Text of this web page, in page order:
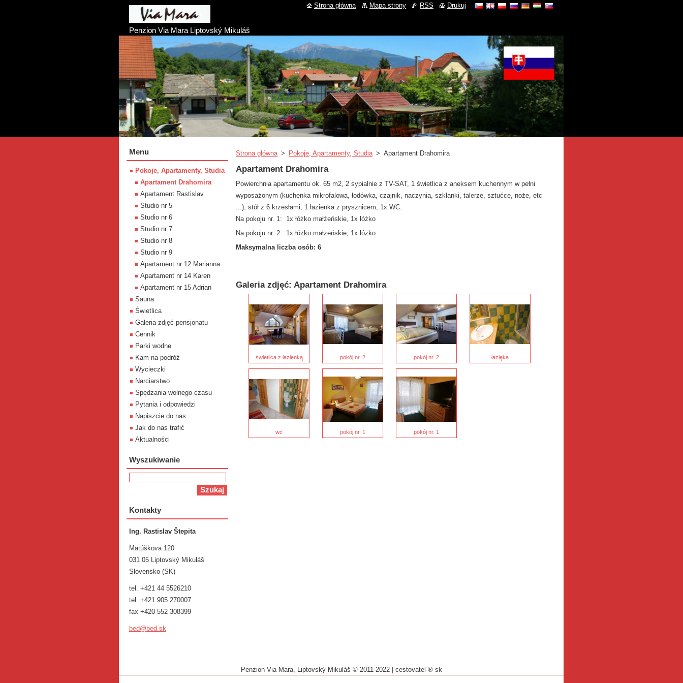
Penzion Via Mara Liptovský Mikuláš
Strona główna > Pokoje, Apartamenty, Studia > Apartament Drahomira
Apartament Drahomira
Powierchnia apartamentu ok. 65 m2, 2 sypialnie z TV-SAT, 1 świetlica z aneksem kuchennym w pełni
wyposażonym (kuchenka mikrofalowa, łodówka, czajnik, naczynia, szklanki, talerze, sztućce, noże, etc
...), stół z 6 krzesłami, 1 łazienka z prysznicem, 1x WC.
Na pokoju nr. 1: 1x łóżko małżeńskie, 1x łóżko
Na pokoju nr. 2: 1x łóżko małżeńskie, 1x łóżko
Maksymalna liczba osób: 6
Galeria zdjęć: Apartament Drahomira
świetlica z łazienką pokój nr. 2 pokój nr. 2 łazięka
wc pokój nr. 1 pokój nr. 1
Menu
Pokoje, Apartamenty, Studia
Apartament Drahomira
Apartament Rastislav
Studio nr 5
Studio nr 6
Studio nr 7
Studio nr 8
Studio nr 9
Apartament nr 12 Marianna
Apartament nr 14 Karen
Apartament nr 15 Adrian
Sauna
Świetlica
Galeria zdjęć pensjonatu
Cennik
Parki wodne
Kam na podróż
Wycieczki
Narciarstwo
Spędzania wolnego czasu
Pytania i odpowiedzi
Napiszcie do nas
Jak do nas trafić
Aktualności
Wyszukiwanie
Kontakty
Ing. Rastislav Štepita
Matúškova 120
031 05 Liptovský Mikuláš
Slovensko (SK)
tel. +421 44 5526210
tel. +421 905 270007
fax +420 552 308399
bed@bed.sk
Strona główna Mapa strony RSS Drukuj
Penzion Via Mara, Liptovský Mikuláš © 2011-2022 cestovatel ® sk